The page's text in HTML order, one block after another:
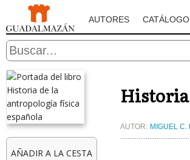
AUTORES CATÁLOGO
AÑADIR A LA CESTA
Historia
AUTOR: MIGUEL C.